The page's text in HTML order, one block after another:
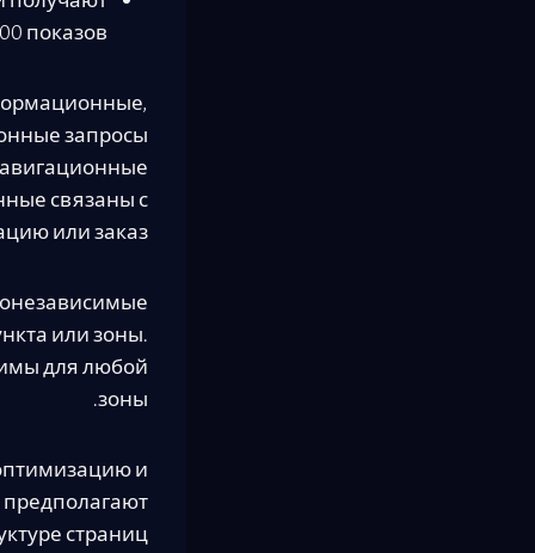
показов
запросы
связаны с
или заказ.
или зоны.
для любой
зоны.
и
страниц.